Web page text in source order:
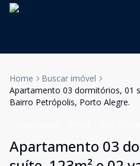
Home
Buscar imóvel
Apartamento 03 dormitórios, 01
Bairro Petrópolis, Porto Alegre.
Apartamento 03